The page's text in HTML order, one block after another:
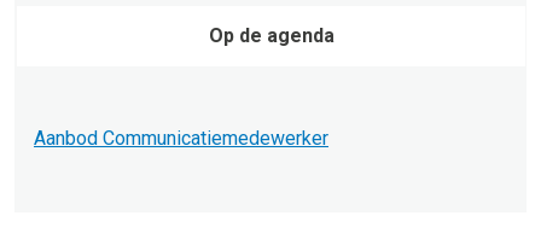
Op de agenda
Aanbod Communicatiemedewerker